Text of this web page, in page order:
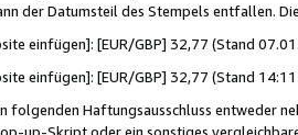
der Datumsteil des Stempels entfallen.
einfügen]: [EUR/GBP] 32,77 (Stand
einfügen]: [EUR/GBP] 32,77 (Stand
folgenden Haftungsausschluss entweder
up-Skript oder ein sonstiges